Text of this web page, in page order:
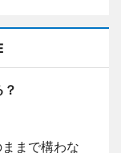
まで構わな